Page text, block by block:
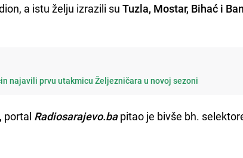
a istu želju izrazili suTuzla, Mostar, Bihać i
najavili prvu utakmicu Željezničara u novoj sezoni
portal Radiosarajevo.bapitao je bivše bh.